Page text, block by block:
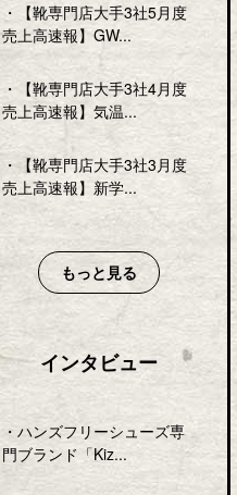
・
【靴専門店大手3社5月度
売上高速報】GW...
・
【靴専門店大手3社4月度
売上高速報】気温...
・ 【靴専門店大手3社3月度
売上高速報】新学...
もっと見る
インタビュー
・ ハンズフリーシューズ専
門ブランド「Kiz...